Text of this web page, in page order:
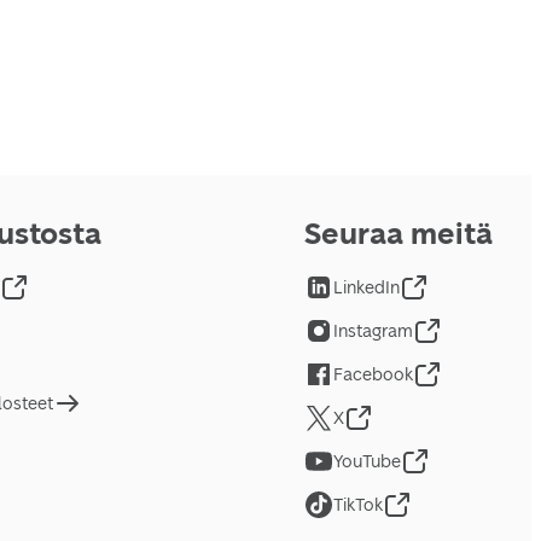
Seuraa meitä
LinkedIn
Instagram
Facebook
X
YouTube
TikTok